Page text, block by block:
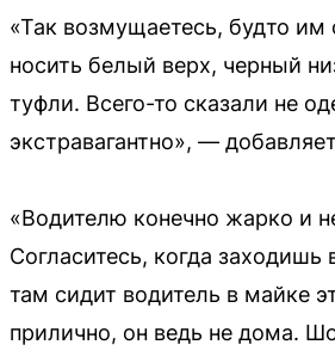
«Так возмущаетесь, будто им
носить белый верх, черный
туфли. Всего-то сказали не
экстравагантно», —
«Водителю конечно жарко и
Согласитесь, когда заходишь
там сидит водитель в майке
прилично, он ведь не дома.